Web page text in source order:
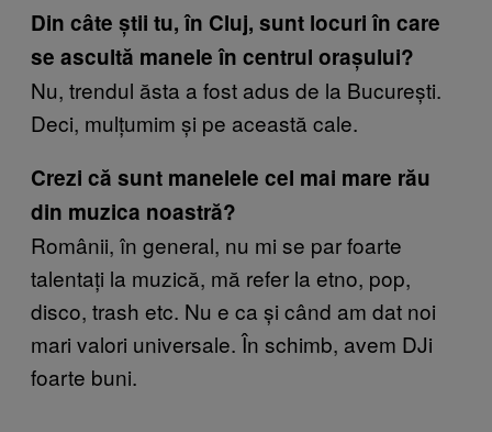
Din câte știi tu, în Cluj, sunt locuri în care
se ascultă manele în centrul orașului?
Nu, trendul ăsta a fost adus de la București.
Deci, mulțumim și pe această cale.
Crezi că sunt manelele cel mai mare rău
din muzica noastră?
Românii, în general, nu mi se par foarte
talentați la muzică, mă refer la etno, pop,
disco, trash etc. Nu e ca și când am dat noi
mari valori universale. În schimb, avem DJi
foarte buni.